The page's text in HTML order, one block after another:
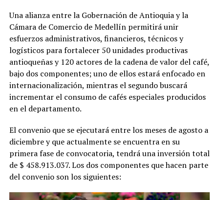
Una alianza entre la Gobernación de Antioquia y la
Cámara de Comercio de Medellín permitirá unir
esfuerzos administrativos, financieros, técnicos y
logísticos para fortalecer 50 unidades productivas
antioqueñas y 120 actores de la cadena de valor del café,
bajo dos componentes; uno de ellos estará enfocado en
internacionalización, mientras el segundo buscará
incrementar el consumo de cafés especiales producidos
en el departamento.
El convenio que se ejecutará entre los meses de agosto a
diciembre y que actualmente se encuentra en su
primera fase de convocatoria, tendrá una inversión total
de $ 458.913.037. Los dos componentes que hacen parte
del convenio son los siguientes: